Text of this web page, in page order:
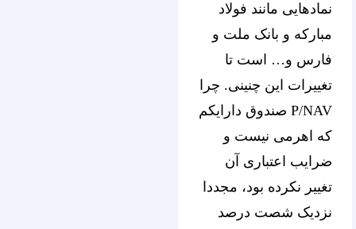
نمادهایی مانند فولاد
مبارکه و بانک ملت و
فارس و… است تا
تغییرات این چنینی. چرا
P/NAV صندوق دارایکم
که اهرمی نیست و
ضرایب اعتباری آن
تغییر نکرده بود، مجددا
نزدیک شصت درصد